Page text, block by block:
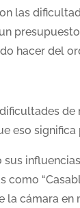
las
hacer del
eso
sus
cámara en